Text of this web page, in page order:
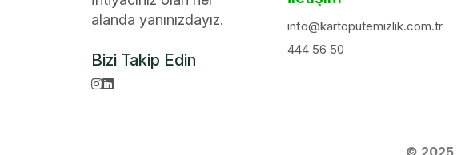
alanda yanınızdayız.
Bizi Takip Edin
info@kartoputemizlik.com.tr
444 56 50